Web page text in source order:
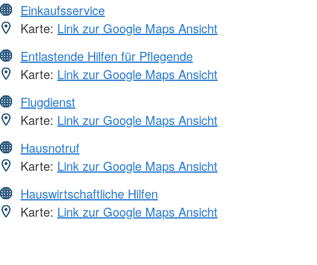
Einkaufsservice
Karte: Link zur Google Maps Ansicht
Entlastende Hilfen für Pflegende
Karte: Link zur Google Maps Ansicht
Flugdienst
Karte: Link zur Google Maps Ansicht
Hausnotruf
Karte: Link zur Google Maps Ansicht
Hauswirtschaftliche Hilfen
Karte: Link zur Google Maps Ansicht